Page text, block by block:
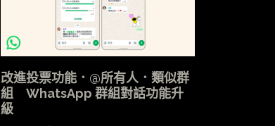
改進投票功能．@所有人．類似群
組 WhatsApp 群組對話功能升
級